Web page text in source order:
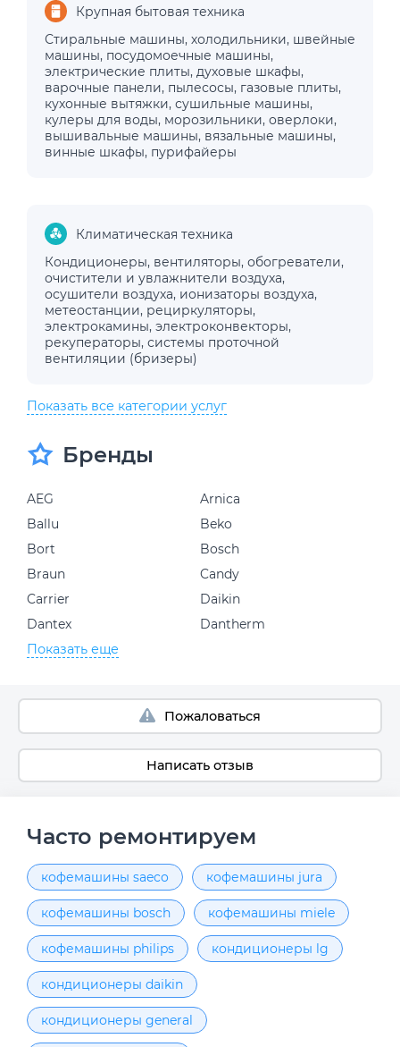
Крупная бытовая техника
Стиральные машины, холодильники, швейные
машины, посудомоечные машины,
электрические плиты, духовые шкафы,
варочные панели, пылесосы, газовые плиты,
кухонные вытяжки, сушильные машины,
кулеры для воды, морозильники, оверлоки,
вышивальные машины, вязальные машины,
винные шкафы, пурифайеры
Климатическая техника
Кондиционеры, вентиляторы, обогреватели,
очистители и увлажнители воздуха,
осушители воздуха, ионизаторы воздуха,
метеостанции, рециркуляторы,
электрокамины, электроконвекторы,
рекуператоры, системы проточной
вентиляции (бризеры)
Показать все категории услуг
Бренды
AEG
Arnica
Ballu
Beko
Bort
Bosch
Braun
Candy
Carrier
Daikin
Dantex
Dantherm
Показать еще
Пожаловаться
Написать отзыв
Часто ремонтируем
кофемашины saeco кофемашины jura
кофемашины bosch кофемашины miele
кофемашины philips кондиционеры lg
кондиционеры daikin
кондиционеры general